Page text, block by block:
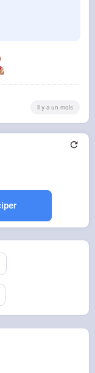
il y a un mois